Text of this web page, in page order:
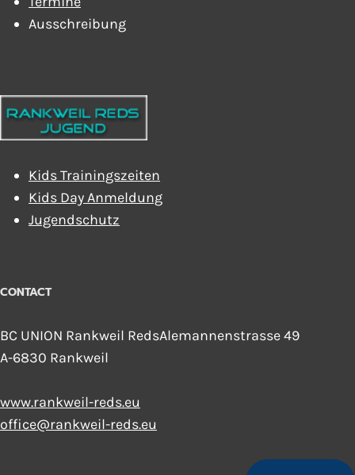
Ausschreibung
Kids Trainingszeiten
Kids Day Anmeldung
Jugendschutz
CONTACT
BC UNION Rankweil RedsAlemannenstrasse 49
A-6830 Rankweil
www.rankweil-reds.eu
office@rankweil-reds.eu